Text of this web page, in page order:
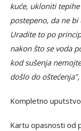
kuće, ukloniti
postepeno, da ne
Uradite to po
nakon što se voda
kod sušenja
došlo do oštećenja",
Kompletno
Kartu opasnosti od